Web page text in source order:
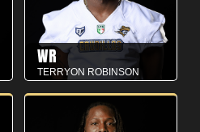
WR
TERRYON ROBINSON